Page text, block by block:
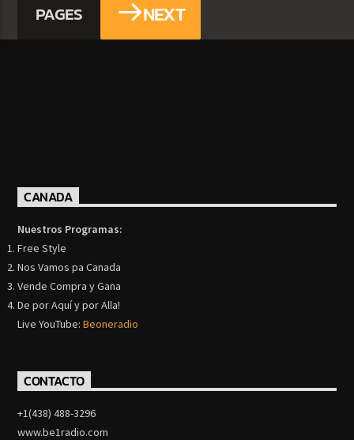
PAGES NEXT
CANADA
Nuestros Programas:
Free Style
Nos Vamos pa Canada
Vende Compra y Gana
De por Aquí y por Alla!
Live YouTube:Beoneradio
CONTACTO
+1(438) 488-3296
www.be1radio.com